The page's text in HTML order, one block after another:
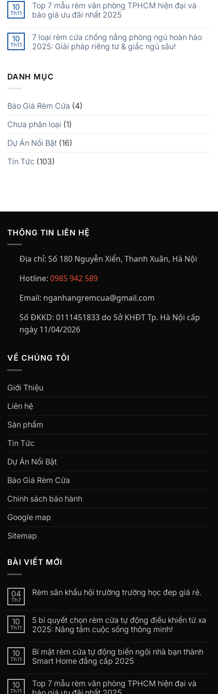
10
Th11
Top 7 mẫu rèm văn phòng TPHCM hiện đại và
báo giá ưu đãi nhất 2025
10
Th11
7 loại rèm cửa chống nắng phòng ngủ hoàn hảo
2025: Giải pháp riêng tư & giấc ngủ sâu!
DANH MỤC
Báo Giá Rèm Cửa (4)
Chưa phân loại (1)
Dự Án Nổi Bật (16)
Tin Tức (103)
THÔNG TIN LIÊN HỆ
Địa chỉ: Số 180 Nguyễn Xiển, Thanh Xuân, Hà Nội
Hotline: 0985 942 589
Email: nganhangremcua@gmail.com
Số ĐKKD: 0111451833 do Sở KHĐT Tp. Hà Nội cấp
ngày 11/04/2026
VỀ CHÚNG TÔI
Giới Thiệu
Liên hệ
Sản phẩm
Tin Tức
Dự Án Nổi Bật
Báo Giá Rèm Cửa
Chính sách bảo hành
Google map
Sitemap
BÀI VIẾT MỚI
04
Th7
Rèm sân khấu hội trường trường học đep giá rẻ.
10
Th11
5 bí quyết chọn rèm cửa tự động điều khiển từ xa
2025: Nâng tầm cuộc sống thông minh!
10
Th11
Bí mật rèm cửa tự động biến ngôi nhà bạn thành
Smart Home đẳng cấp 2025
10
Th11
Top 7 mẫu rèm văn phòng TPHCM hiện đại và